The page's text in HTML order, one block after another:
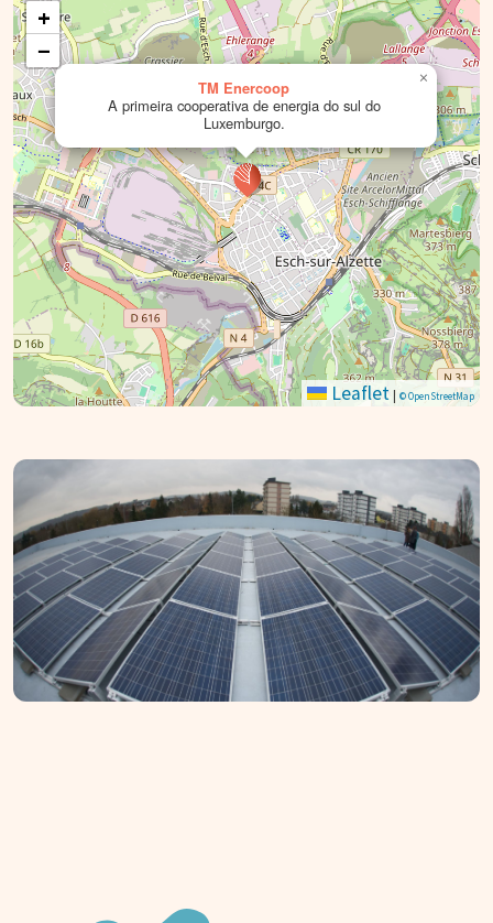
TM Enercoop
A primeira cooperativa de energia do sul do
Luxemburgo.
×
+
−
Leaflet | © OpenStreetMap